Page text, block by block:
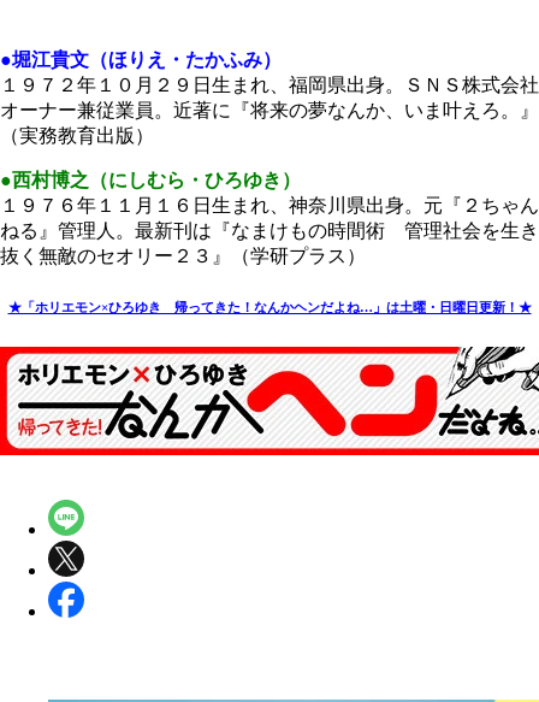
●堀江貴文（ほりえ・たかふみ）
１９７２年１０月２９日生まれ、福岡県出身。ＳＮＳ株式会社
オーナー兼従業員。近著に『将来の夢なんか、いま叶えろ。』
（実務教育出版）
●西村博之（にしむら・ひろゆき）
１９７６年１１月１６日生まれ、神奈川県出身。元『２ちゃん
ねる』管理人。最新刊は『なまけもの時間術 管理社会を生き
抜く無敵のセオリー２３』（学研プラス）
★「ホリエモン×ひろゆき 帰ってきた！なんかヘンだよね…」は土曜・日曜日更新！★